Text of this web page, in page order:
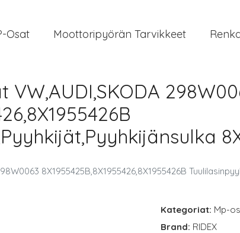
Osat Moottoripyörän Tarvikkeet
VW,AUDI,SKODA
8X1955425B,8X1955426,8X1955426B
Kategoriat: Mp-
Brand: RIDEX